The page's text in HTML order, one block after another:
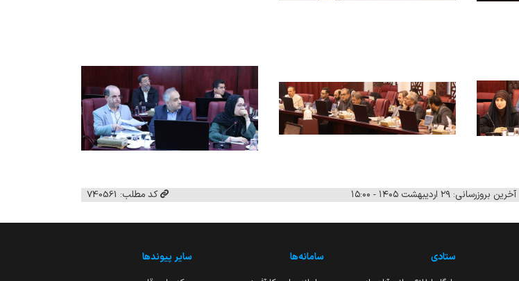
آخرین بروزرسانی: ۲۹ اردیبهشت ۱۴۰۵ - ۱۵:۰۰ کد مطلب: 740561
ستادی سامانه‌ها سایر پیوندها